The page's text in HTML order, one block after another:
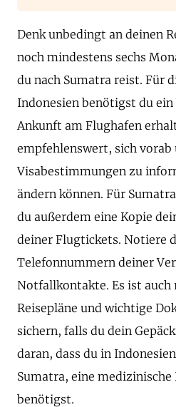
Denk unbedingt an deinen
noch mindestens sechs
du nach Sumatra reist. Für
Indonesien benötigst du
Ankunft am Flughafen
empfehlenswert, sich vorab
Visabestimmungen zu
ändern können. Für
du außerdem eine Kopie
deiner Flugtickets. Notiere
Telefonnummern deiner
Notfallkontakte. Es ist auch
Reisepläne und wichtige
sichern, falls du dein
daran, dass du in
Sumatra, eine medizinische
benötigst.